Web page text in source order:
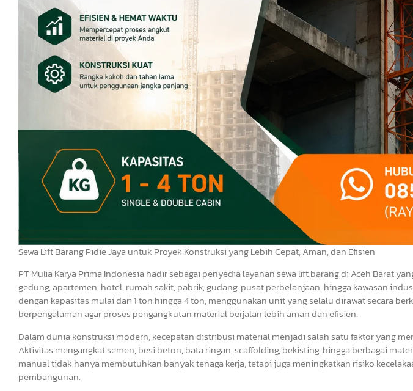
Sewa Lift Barang Pidie Jaya untuk Proyek Konstruksi yang Lebih Cepat, Aman, dan Efisien
PT Mulia Karya Prima Indonesia hadir sebagai penyedia layanan sewa lift barang di Aceh Barat
gedung, apartemen, hotel, rumah sakit, pabrik, gudang, pusat perbelanjaan, hingga kawasan
dengan kapasitas mulai dari 1 ton hingga 4 ton, menggunakan unit yang selalu dirawat secara
berpengalaman agar proses pengangkutan material berjalan lebih aman dan efisien.
Dalam dunia konstruksi modern, kecepatan distribusi material menjadi salah satu faktor yang
Aktivitas mengangkat semen, besi beton, bata ringan, scaffolding, bekisting, hingga berbagai
manual tidak hanya membutuhkan banyak tenaga kerja, tetapi juga meningkatkan risiko
pembangunan.